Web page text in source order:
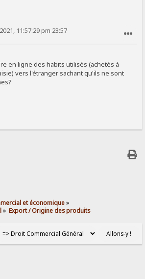
11:57:29 pm 23:57
en ligne des habits utilisés (achetés à
vers l'étranger sachant qu'ils ne sont
et économique»
» Export / Origine des produits